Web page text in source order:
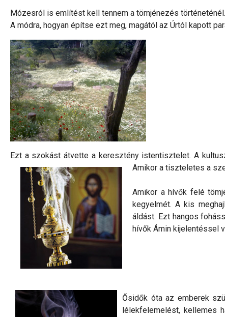
Mózesról is említést kell tennem a tömjénezés
A módra, hogyan építse ezt meg, magától az Úrtól kapott
Ezt a szokást átvette a keresztény istentisztelet. A
Amikor a tiszteletes a
Amikor a hívők felé
kegyelmét. A kis
áldást. Ezt hangos
hívők Ámin kijelentéssel
Ősidők óta az emberek
lélekfelemelést, kellemes